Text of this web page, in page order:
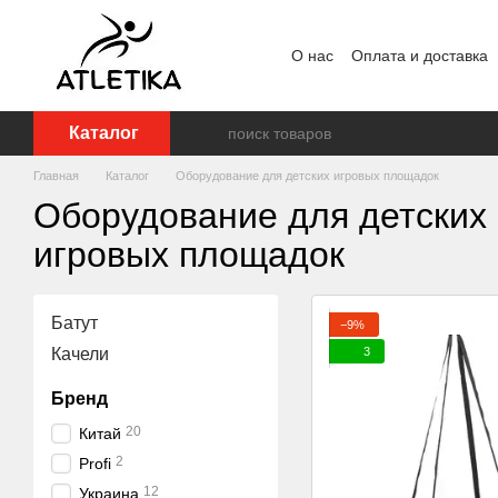
Перейти к основному контенту
О нас Оплата и доставка
Каталог
Главная Каталог Оборудование для детских игровых площадок
Оборудование для детских
игровых площадок
−9%
3
Батут
Качели
Бренд
Китай 20
Profi 2
Украина 12